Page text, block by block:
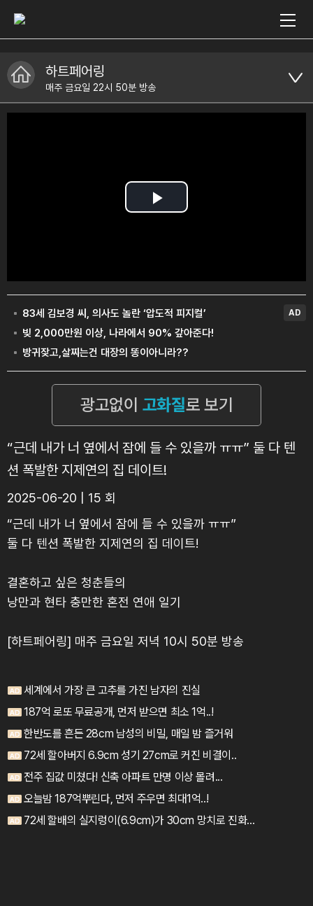
하트페어링
매주 금요일 22시 50분 방송
“근데 내가 너 옆에서 잠에 들 수 있을까 ㅠㅠ” 둘 다 텐
션 폭발한 지제연의 집 데이트!
2025-06-20 | 15 회
“근데 내가 너 옆에서 잠에 들 수 있을까 ㅠㅠ”
둘 다 텐션 폭발한 지제연의 집 데이트!
결혼하고 싶은 청춘들의
낭만과 현타 충만한 혼전 연애 일기
[하트페어링] 매주 금요일 저녁 10시 50분 방송